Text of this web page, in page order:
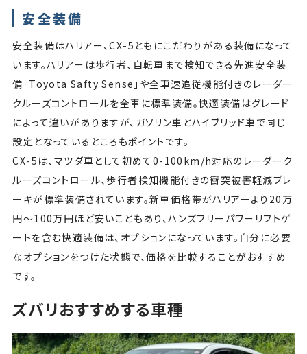
安全装備
安全装備はハリアー、CX-5ともにこだわりがある装備になって
います。ハリアーは歩行者、自転車まで検知できる先進安全装
備「Toyota Safty Sense」や全車速追従機能付きのレーダー
クルーズコントロールを全車に標準装備。快適装備はグレード
によって違いがありますが、ガソリン車とハイブリッド車で同じ
設定となっているところもポイントです。
CX-5は、マツダ車として初めて0-100km/h対応のレーダーク
ルーズコントロール、歩行者検知機能付きの衝突被害軽減ブレ
ーキが標準装備されています。新車価格帯がハリアーより20万
円〜100万円ほど安いこともあり、ハンズフリーパワーリフトゲ
ートを含む快適装備は、オプションになっています。自分に必要
なオプションをつけた状態で、価格を比較することがおすすめ
です。
ズバリおすすめする車種